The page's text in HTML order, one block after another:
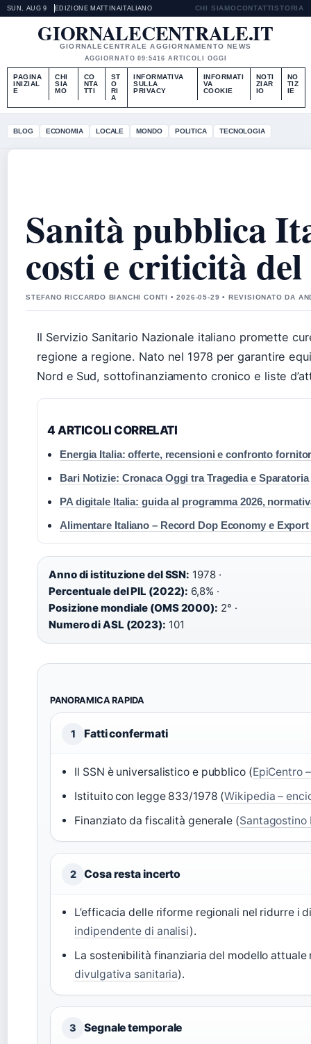
SUN, AUG 9 EDIZIONE MATTINA ITALIANO CHI SIAMOCONTATTISTORIA
GIORNALECENTRALE.IT
GIORNALECENTRALE AGGIORNAMENTO NEWS
AGGIORNATO 09:5416 ARTICOLI OGGI
PAGINA
INIZIAL
E
CHI
SIA
MO
CO
NTA
TTI
ST
O
RI
A
INFORMATIVA
SULLA
PRIVACY
INFORMATI
VA
COOKIE
NOTI
ZIAR
IO
NO
TIZ
IE
BLOG ECONOMIA LOCALE MONDO POLITICA TECNOLOGIA
Sanità pubblica
costi e criticità del
STEFANO RICCARDO BIANCHI CONTI • 2026-05-29 • REVISIONATO DA
Il Servizio Sanitario Nazionale italiano promette
regione a regione. Nato nel 1978 per garantire
Nord e Sud, sottofinanziamento cronico e liste
4 ARTICOLI CORRELATI
Energia Italia: offerte, recensioni e confronto
Bari Notizie: Cronaca Oggi tra Tragedia e Sparatoria
PA digitale Italia: guida al programma 2026,
Alimentare Italiano – Record Dop Economy e Export
Anno di istituzione del SSN: 1978 ·
Percentuale del PIL (2022): 6,8% ·
Posizione mondiale (OMS 2000): 2° ·
Numero di ASL (2023): 101
PANORAMICA RAPIDA
1 Fatti confermati
Il SSN è universalistico e pubblico (EpiCentro
Istituito con legge 833/1978 (Wikipedia –
Finanziato da fiscalità generale (
2 Cosa resta incerto
L’efficacia delle riforme regionali nel ridurre i
indipendente di analisi).
La sostenibilità finanziaria del modello attuale
divulgativa sanitaria).
3 Segnale temporale